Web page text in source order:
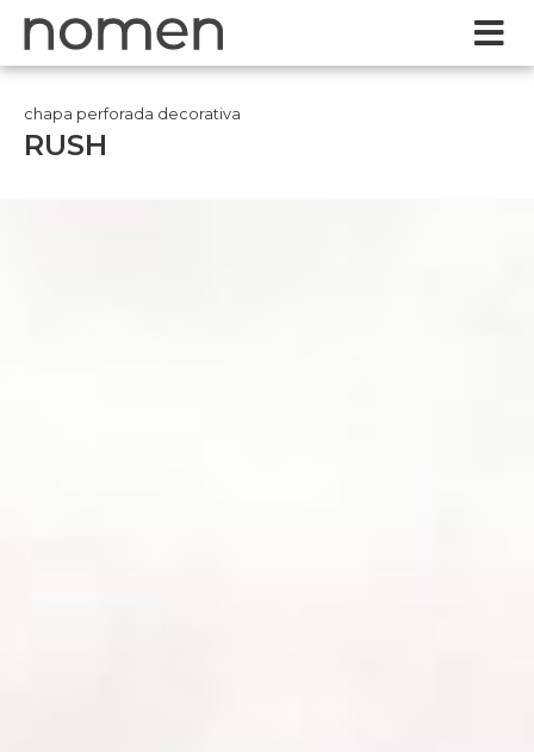
RUSH
chapa perforada decorativa